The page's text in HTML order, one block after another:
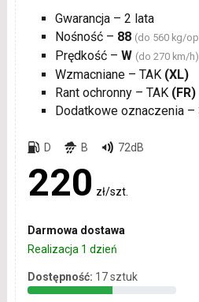
Gwarancja – 2 lata
Nośność – 88 (do 560 kg/
Prędkość – W (do 270 km/h)
Wzmacniane – TAK (XL)
Rant ochronny – TAK (FR)
Dodatkowe oznaczenia –
D B 72dB
220 zł/szt.
Darmowa dostawa
Realizacja 1 dzień
Dostępność: 17 sztuk